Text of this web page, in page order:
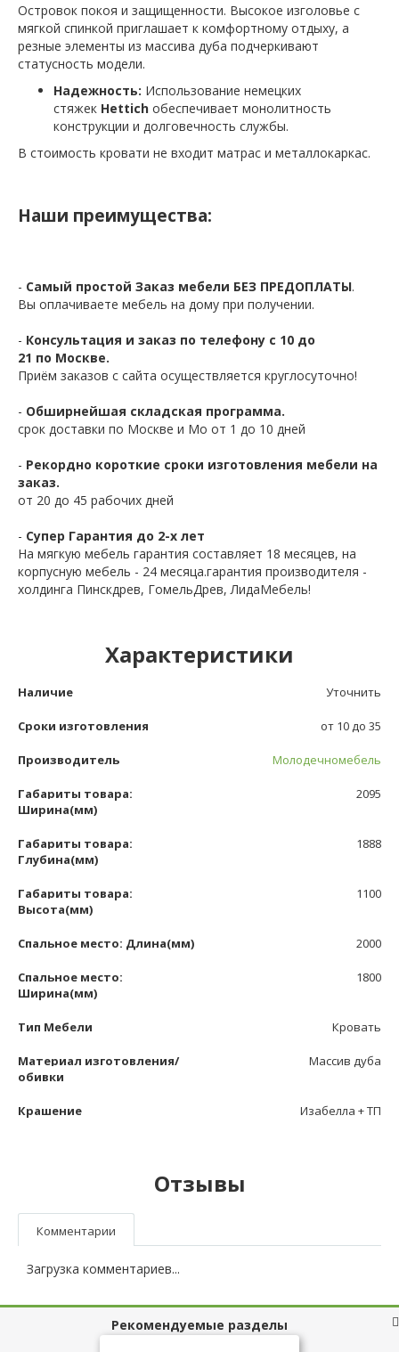
Островок покоя и защищенности. Высокое изголовье с
мягкой спинкой приглашает к комфортному отдыху, а
резные элементы из массива дуба подчеркивают
статусность модели.
Надежность: Использование немецких
стяжек Hettich обеспечивает монолитность
конструкции и долговечность службы.
В стоимость кровати не входит матрас и металлокаркас.
Наши преимущества:
- Самый простой Заказ мебели БЕЗ ПРЕДОПЛАТЫ.
Вы оплачиваете мебель на дому при получении.
- Консультация и заказ по телефону с 10 до
21 по Москве.
Приём заказов с сайта осуществляется круглосуточно!
- Обширнейшая складская программа.
срок доставки по Москве и Мо от 1 до 10 дней
- Рекордно короткие сроки изготовления мебели на
заказ.
от 20 до 45 рабочих дней
- Супер Гарантия до 2-х лет
На мягкую мебель гарантия составляет 18 месяцев, на
корпусную мебель - 24 месяца.гарантия производителя -
холдинга Пинскдрев, ГомельДрев, ЛидаМебель!
Характеристики
Наличие Уточнить
Сроки изготовления от 10 до 35
Производитель Молодечномебель
Габариты товара:
Ширина(мм)
2095
Габариты товара:
Глубина(мм)
1888
Габариты товара:
Высота(мм)
1100
Спальное место: Длина(мм) 2000
Спальное место:
Ширина(мм)
1800
Тип Мебели Кровать
Материал изготовления/
обивки
Массив дуба
Крашение Изабелла + ТП
Отзывы
Комментарии
Загрузка комментариев...
Рекомендуемые разделы